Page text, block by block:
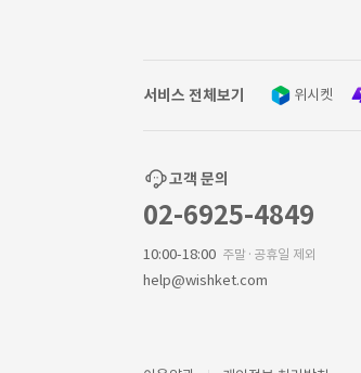
서비스 전체보기 위시켓
고객 문의
02-6925-4849
10:00-18:00 주말·공휴일 제외
help@wishket.com